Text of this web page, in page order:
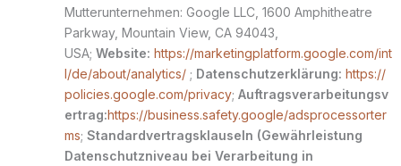
Mutterunternehmen: Google LLC, 1600 Amphitheatre
Parkway, Mountain View, CA 94043,
USA; Website: https://marketingplatform.google.com/int
l/de/about/analytics/ ; Datenschutzerklärung: https://
policies.google.com/privacy; Auftragsverarbeitungsv
ertrag:https://business.safety.google/adsprocessorter
ms; Standardvertragsklauseln (Gewährleistung
Datenschutzniveau bei Verarbeitung in